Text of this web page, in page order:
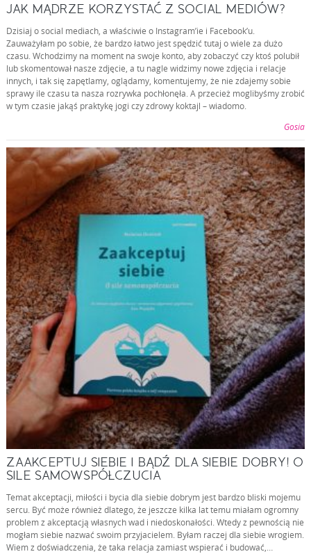
JAK MĄDRZE KORZYSTAĆ Z SOCIAL MEDIÓW?
Dzisiaj o social mediach, a właściwie o Instagram’ie i Facebook’u.
Zauważyłam po sobie, że bardzo łatwo jest spędzić tutaj o wiele za dużo
czasu. Wchodzimy na moment na swoje konto, aby zobaczyć czy ktoś polubił
lub skomentował nasze zdjęcie, a tu nagle widzimy nowe zdjęcia i relacje
innych, i tak się zapętlamy, oglądamy, komentujemy, że nie zdajemy sobie
sprawy ile czasu ta nasza rozrywka pochłonęła. A przecież moglibyśmy zrobić
w tym czasie jakąś praktykę jogi czy zdrowy koktajl – wiadomo.
Gosia
ZAAKCEPTUJ SIEBIE I BĄDŹ DLA SIEBIE DOBRY! O
SILE SAMOWSPÓŁCZUCIA
Temat akceptacji, miłości i bycia dla siebie dobrym jest bardzo bliski mojemu
sercu. Być może również dlatego, że jeszcze kilka lat temu miałam ogromny
problem z akceptacją własnych wad i niedoskonałości. Wtedy z pewnością nie
mogłam siebie nazwać swoim przyjacielem. Byłam raczej dla siebie wrogiem.
Wiem z doświadczenia, że taka relacja zamiast wspierać i budować,…